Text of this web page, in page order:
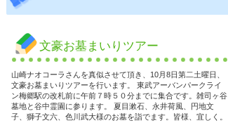
文豪お墓まいりツアー
山崎ナオコーラさんを真似させて頂き、10月8日第二土曜日、
文豪お墓まいりツアーを行います。 東武アーバンパークライ
ン梅郷駅の改札前に午前７時５０分までに集合です。雑司ヶ谷
墓地と谷中霊園に参ります。 夏目漱石、永井荷風、円地文
子、獅子文六、色川武大様のお墓を詣でます。皆様、宜しく。